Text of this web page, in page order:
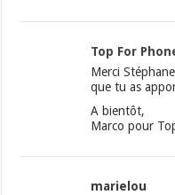
Top For
Merci
que tu as
A bientôt,
Marco pour
marielou